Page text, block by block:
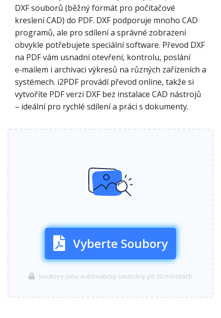
DXF souborů (běžný formát pro počítačové
kreslení CAD) do PDF. DXF podporuje mnoho CAD
programů, ale pro sdílení a správné zobrazení
obvykle potřebujete speciální software. Převod DXF
na PDF vám usnadní otevření, kontrolu, poslání
e‑mailem i archivaci výkresů na různých zařízeních a
systémech. i2PDF provádí převod online, takže si
vytvoříte PDF verzi DXF bez instalace CAD nástrojů
– ideální pro rychlé sdílení a práci s dokumenty.
Vyberte Soubory
Soubory jsou automaticky smazány po 30 minutách